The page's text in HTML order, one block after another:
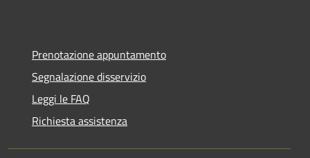
Prenotazione appuntamento
Segnalazione disservizio
Leggi le FAQ
Richiesta assistenza